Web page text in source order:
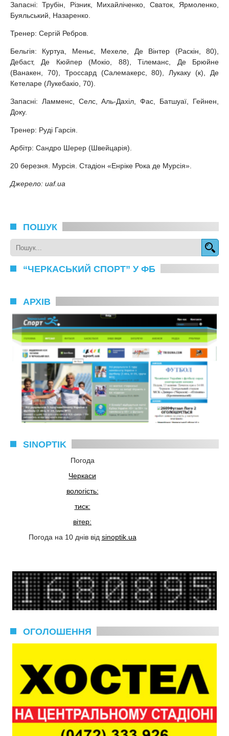
Запасні: Трубін, Різник, Михайліченко, Сваток, Ярмоленко,
Буяльський, Назаренко.
Тренер: Сергій Ребров.
Бельгія: Куртуа, Меньє, Мехеле, Де Вінтер (Раскін, 80),
Дебаст, Де Кюйпер (Мокіо, 88), Тілеманс, Де Брюйне
(Ванакен, 70), Троссард (Салемакерс, 80), Лукаку (к), Де
Кетеларе (Лукебакіо, 70).
Запасні: Ламменс, Селс, Аль-Дахіл, Фас, Батшуаї, Гейнен,
Доку.
Тренер: Руді Гарсія.
Арбітр: Сандро Шерер (Швейцарія).
20 березня. Мурсія. Стадіон «Енріке Рока де Мурсія».
Джерело: uaf.ua
ПОШУК
“ЧЕРКАСЬКИЙ СПОРТ” У ФБ
АРХІВ
SINOPTIK
Погода
Черкаси
вологість:
тиск:
вітер:
Погода на 10 днів від sinoptik.ua
ОГОЛОШЕННЯ